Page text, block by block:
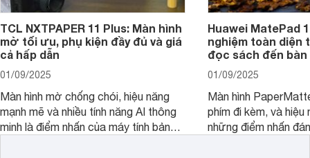
TCL NXTPAPER 11 Plus: Màn hình
mờ tối ưu, phụ kiện đầy đủ và giá
cả hấp dẫn
01/09/2025
Màn hình mờ chống chói, hiệu năng
mạnh mẽ và nhiều tính năng AI thông
minh là điểm nhấn của máy tính bảng
Huawei MatePad
nghiệm toàn diện
đọc sách đến
01/09/2025
Màn hình
phím đi kèm, và hiệu
những điểm nhấn